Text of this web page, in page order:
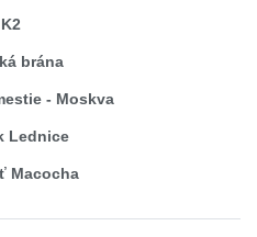
K2
brána
- Moskva
Lednice
Macocha